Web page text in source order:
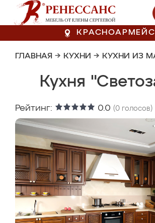
ГЛАВНАЯ → КУХНИ → КУХНИ ИЗ
Кухня
Рейтинг: 0.0 (0 голосов)